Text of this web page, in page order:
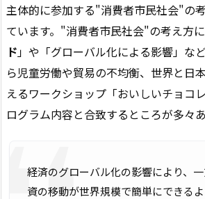
主体的に参加する"消費者市民社会"の
ています。"消費者市民社会"の考え方
ド 」や「グローバル化による影響」な
ら児童労働や貿易の不均衡、世界と日
えるワークショップ「おいしいチョコ
ログラム内容と合致するところが多々あ
経済のグローバル化の影響により、
資の移動が世界規模で簡単にできる